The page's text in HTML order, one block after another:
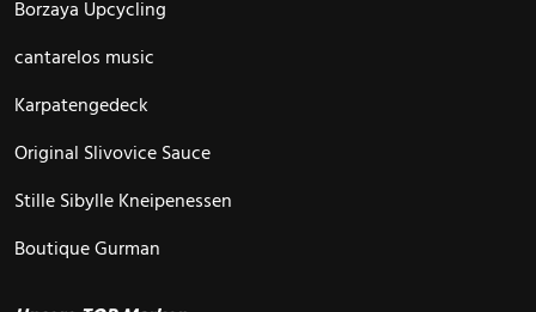
Borzaya Upcycling
cantarelos music
Karpatengedeck
Original Slivovice Sauce
Stille Sibylle Kneipenessen
Boutique Gurman